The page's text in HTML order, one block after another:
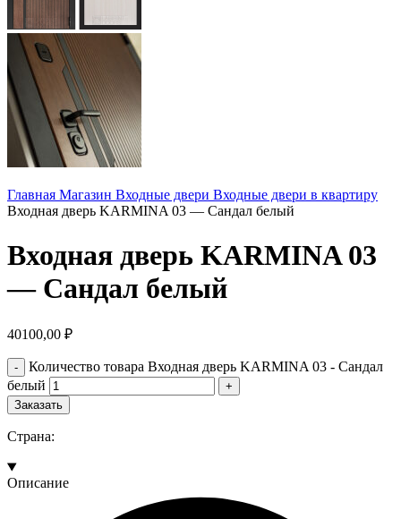
Главная Магазин Входные двери Входные двери в квартиру
Входная дверь KARMINA 03 — Сандал белый
Входная дверь KARMINA 03
— Сандал белый
40100,00 ₽
Количество товара Входная дверь KARMINA 03 - Сандал
белый
Заказать
Страна:
Описание